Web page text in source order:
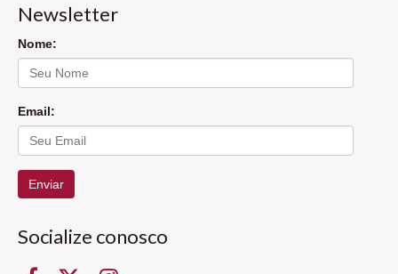
Newsletter
Nome:
Email:
Enviar
Socialize conosco